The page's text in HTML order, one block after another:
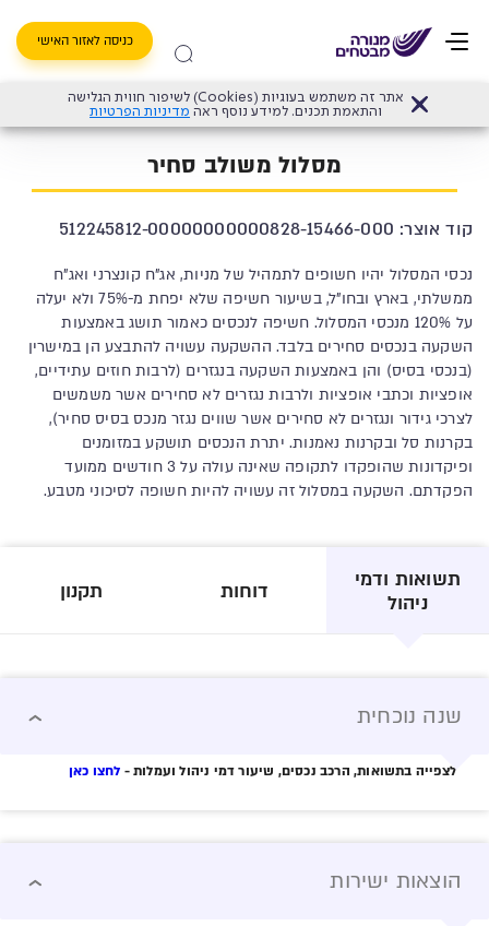
כניסה לאזור האישי
אתר זה משתמש בעוגיות (Cookies) לשיפור חווית הגלישה
והתאמת תכנים. למידע נוסף ראה מדיניות הפרטיות
> קרן השתלמות > מסלולי קרן השתלמות > מסלול משולב סחיר
מסלול משולב סחיר
קוד אוצר: 512245812-00000000000828-15466-000
נכסי המסלול יהיו חשופים לתמהיל של מניות, אג"ח קונצרני ואג"ח
ממשלתי, בארץ ובחו"ל, בשיעור חשיפה שלא יפחת מ-75% ולא יעלה
על 120% מנכסי המסלול. חשיפה לנכסים כאמור תושג באמצעות
השקעה בנכסים סחירים בלבד. ההשקעה עשויה להתבצע הן במישרין
(בנכסי בסיס) והן באמצעות השקעה בנגזרים (לרבות חוזים עתידיים,
אופציות וכתבי אופציות ולרבות נגזרים לא סחירים אשר משמשים
לצרכי גידור ונגזרים לא סחירים אשר שווים נגזר מנכס בסיס סחיר),
בקרנות סל ובקרנות נאמנות. יתרת הנכסים תושקע במזומנים
ופיקדונות שהופקדו לתקופה שאינה עולה על 3 חודשים ממועד
הפקדתם. השקעה במסלול זה עשויה להיות חשופה לסיכוני מטבע.
תשואות ודמי
ניהול
דוחות תקנון
שנה נוכחית
לצפייה בתשואות, הרכב נכסים, שיעור דמי ניהול ועמלות - לחצו כאן
הוצאות ישירות